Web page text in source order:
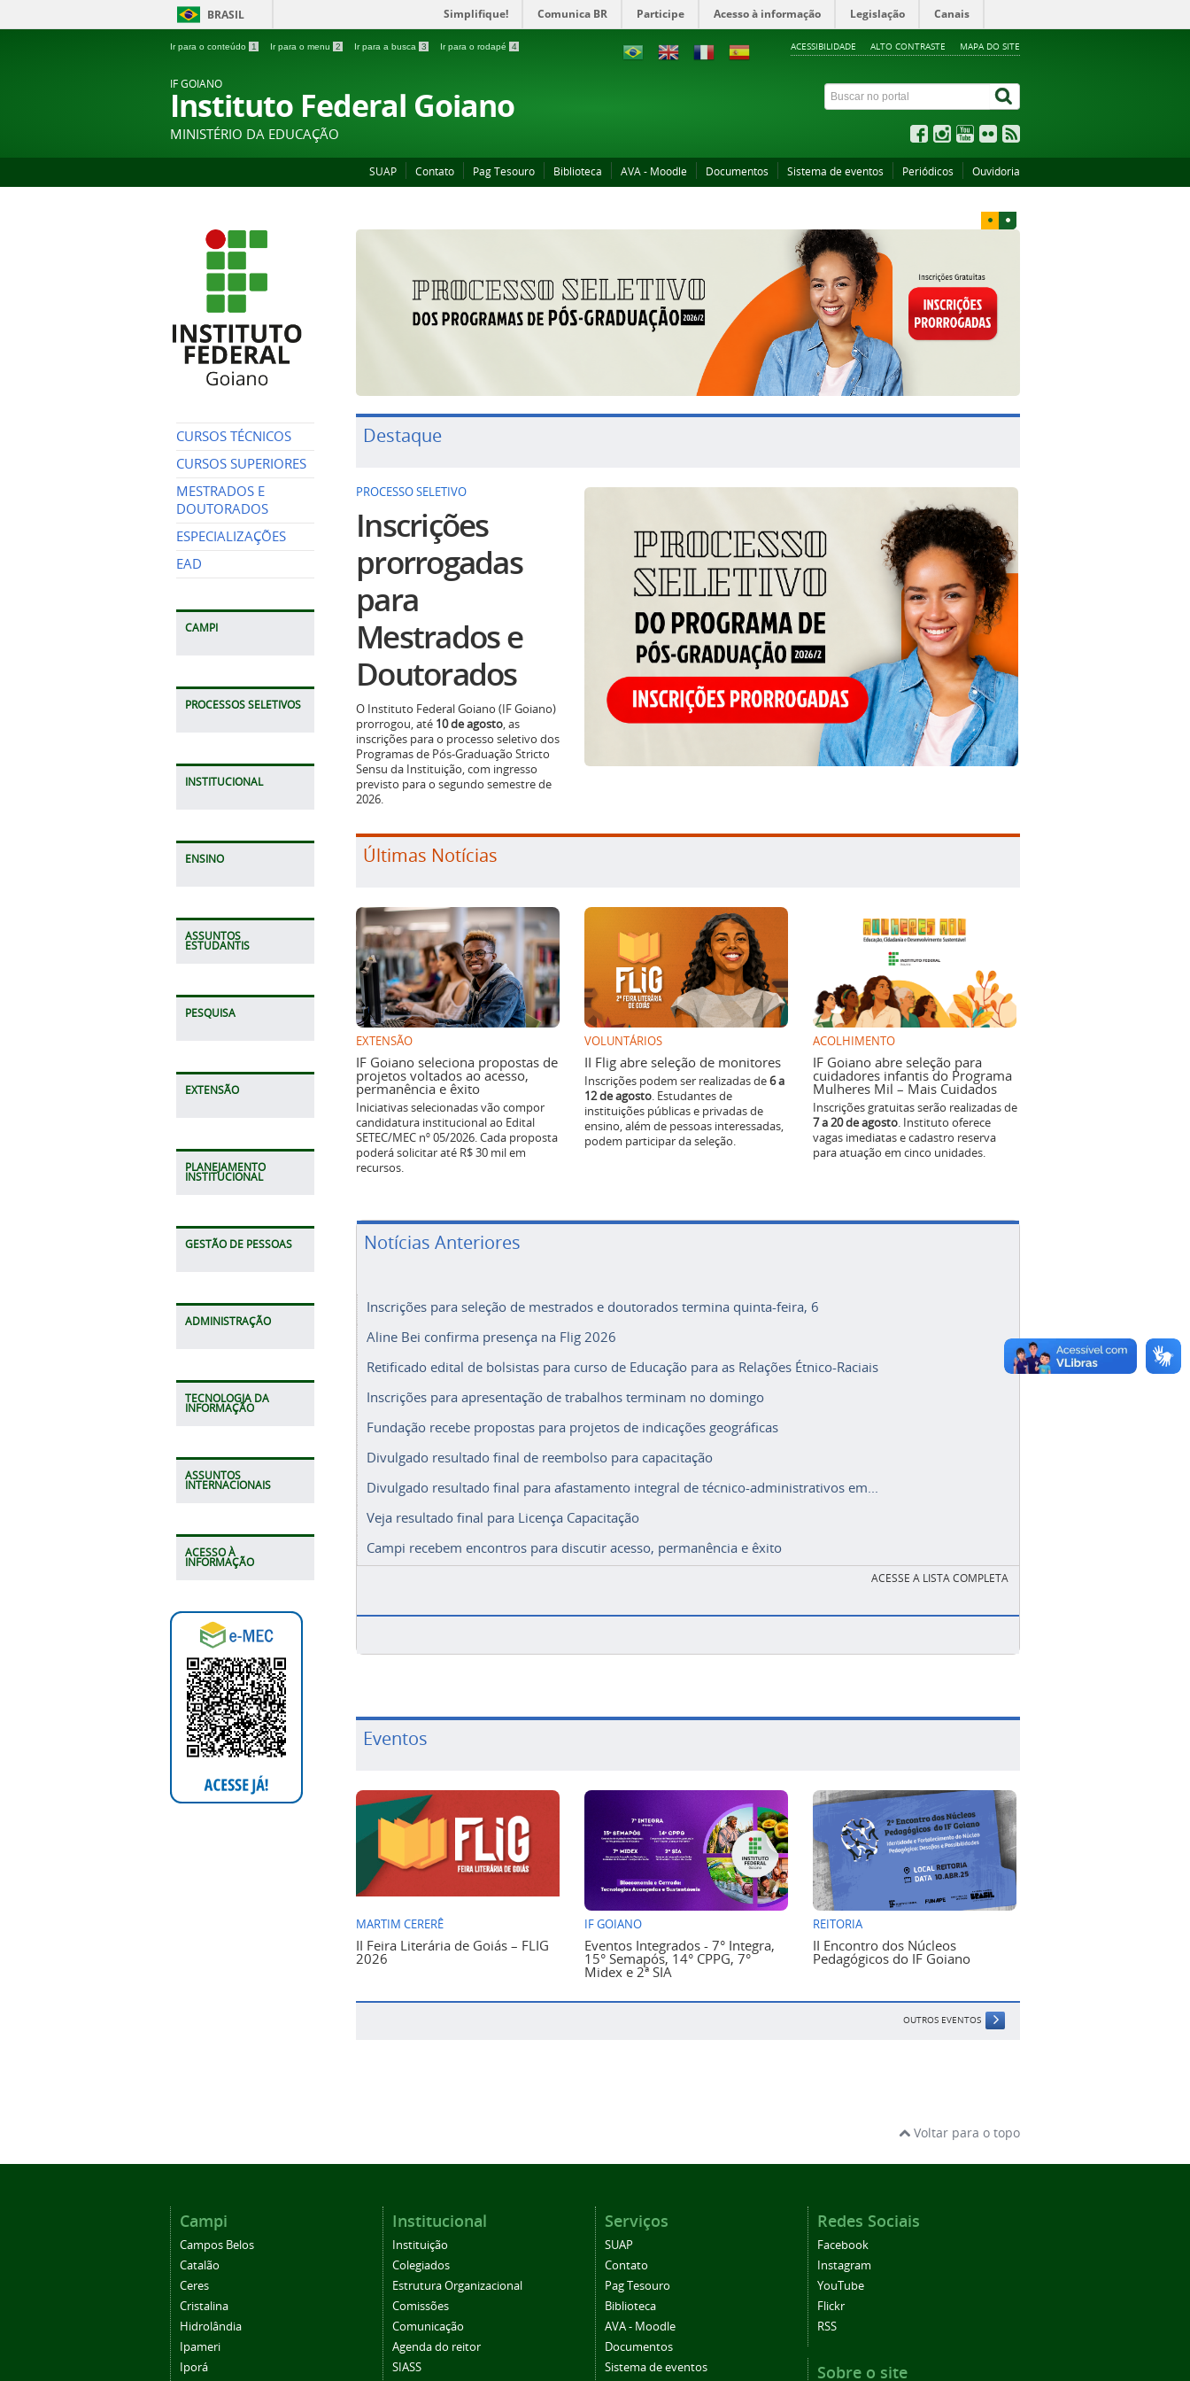
BRASIL Simplifique! Comunica BR Participe Acesso à informação Legislação Canais
Ir para o conteúdo 1 Ir para o menu 2 Ir para a busca 3 Ir para o rodapé 4 ACESSIBILIDADE ALTO CONTRASTE MAPA DO SITE
IF GOIANO
Instituto Federal Goiano
MINISTÉRIO DA EDUCAÇÃO
SUAP Contato Pag Tesouro Biblioteca AVA - Moodle Documentos Sistema de eventos Periódicos Ouvidoria
CURSOS TÉCNICOS
CURSOS SUPERIORES
MESTRADOS E
DOUTORADOS
ESPECIALIZAÇÕES
EAD
CAMPI
PROCESSOS SELETIVOS
INSTITUCIONAL
ENSINO
ASSUNTOS
ESTUDANTIS
PESQUISA
EXTENSÃO
PLANEJAMENTO
INSTITUCIONAL
GESTÃO DE PESSOAS
ADMINISTRAÇÃO
TECNOLOGIA DA
INFORMAÇÃO
ASSUNTOS
INTERNACIONAIS
ACESSO À
INFORMAÇÃO
Destaque
PROCESSO SELETIVO
Inscrições
prorrogadas
para
Mestrados e
Doutorados
O Instituto Federal Goiano (IF Goiano)
prorrogou, até 10 de agosto, as
inscrições para o processo seletivo dos
Programas de Pós-Graduação Stricto
Sensu da Instituição, com ingresso
previsto para o segundo semestre de
2026.
Últimas Notícias
EXTENSÃO
IF Goiano seleciona propostas de
projetos voltados ao acesso,
permanência e êxito
Iniciativas selecionadas vão compor
candidatura institucional ao Edital
SETEC/MEC nº 05/2026. Cada proposta
poderá solicitar até R$ 30 mil em
recursos.
VOLUNTÁRIOS
II Flig abre seleção de monitores
Inscrições podem ser realizadas de6 a
12 de agosto. Estudantes de
instituições públicas e privadas de
ensino, além de pessoas interessadas,
podem participar da seleção.
ACOLHIMENTO
IF Goiano abre seleção para
cuidadores infantis do Programa
Mulheres Mil – Mais Cuidados
Inscrições gratuitas serão realizadas de
7 a 20 de agosto. Instituto oferece
vagas imediatas e cadastro reserva
para atuação em cinco unidades.
Notícias Anteriores
Inscrições para seleção de mestrados e doutorados termina quinta-feira, 6
Aline Bei confirma presença na Flig 2026
Retificado edital de bolsistas para curso de Educação para as Relações Étnico-Raciais
Inscrições para apresentação de trabalhos terminam no domingo
Fundação recebe propostas para projetos de indicações geográficas
Divulgado resultado final de reembolso para capacitação
Divulgado resultado final para afastamento integral de técnico-administrativos em...
Veja resultado final para Licença Capacitação
Campi recebem encontros para discutir acesso, permanência e êxito
ACESSE A LISTA COMPLETA
Eventos
MARTIM CERERÊ
II Feira Literária de Goiás – FLIG
2026
IF GOIANO
Eventos Integrados - 7° Integra,
15° Semapós, 14° CPPG, 7°
Midex e 2ª SIA
REITORIA
II Encontro dos Núcleos
Pedagógicos do IF Goiano
OUTROS EVENTOS
Voltar para o topo
Campi
Campos Belos
Catalão
Ceres
Cristalina
Hidrolândia
Ipameri
Iporá
Institucional
Instituição
Colegiados
Estrutura Organizacional
Comissões
Comunicação
Agenda do reitor
SIASS
Serviços
SUAP
Contato
Pag Tesouro
Biblioteca
AVA - Moodle
Documentos
Sistema de eventos
Redes Sociais
Facebook
Instagram
YouTube
Flickr
RSS
Sobre o site